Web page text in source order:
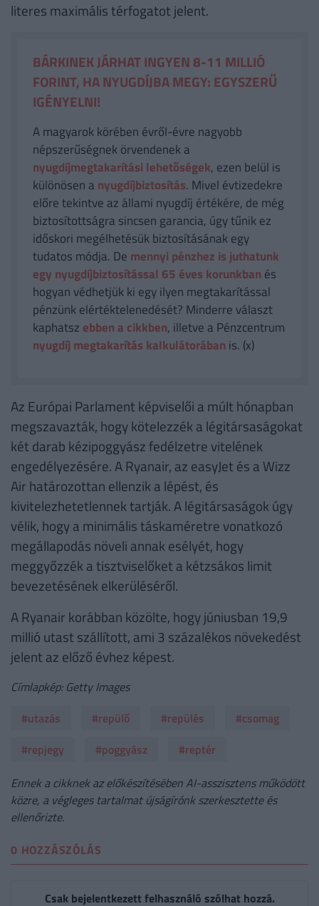
literes maximális térfogatot jelent.
BÁRKINEK JÁRHAT INGYEN 8-11 MILLIÓ
FORINT, HA NYUGDÍJBA MEGY: EGYSZERŰ
IGÉNYELNI!
A magyarok körében évről-évre nagyobb
népszerűségnek örvendenek a
nyugdíjmegtakarítási lehetőségek, ezen belül is
különösen a nyugdíjbiztosítás. Mivel évtizedekre
előre tekintve az állami nyugdíj értékére, de még
biztosítottságra sincsen garancia, úgy tűnik ez
időskori megélhetésük biztosításának egy
tudatos módja. De mennyi pénzhez is juthatunk
egy nyugdíjbiztosítással 65 éves korunkban és
hogyan védhetjük ki egy ilyen megtakarítással
pénzünk elértéktelenedését? Minderre választ
kaphatsz ebben a cikkben, illetve a Pénzcentrum
nyugdíj megtakarítás kalkulátorában is. (x)
Az Európai Parlament képviselői a múlt hónapban
megszavazták, hogy kötelezzék a légitársaságokat
két darab kézipoggyász fedélzetre vitelének
engedélyezésére. A Ryanair, az easyJet és a Wizz
Air határozottan ellenzik a lépést, és
kivitelezhetetlennek tartják. A légitársaságok úgy
vélik, hogy a minimális táskaméretre vonatkozó
megállapodás növeli annak esélyét, hogy
meggyőzzék a tisztviselőket a kétzsákos limit
bevezetésének elkerüléséről.
A Ryanair korábban közölte, hogy júniusban 19,9
millió utast szállított, ami 3 százalékos növekedést
jelent az előző évhez képest.
Címlapkép: Getty Images
#utazás
#repülő #repülés
#csomag
#repjegy
#poggyász
#reptér
Ennek a cikknek az előkészítésében AI-asszisztens működött
közre, a végleges tartalmat újságírónk szerkesztette és
ellenőrizte.
0 HOZZÁSZÓLÁS
Csak bejelentkezett felhasználó szólhat hozzá.